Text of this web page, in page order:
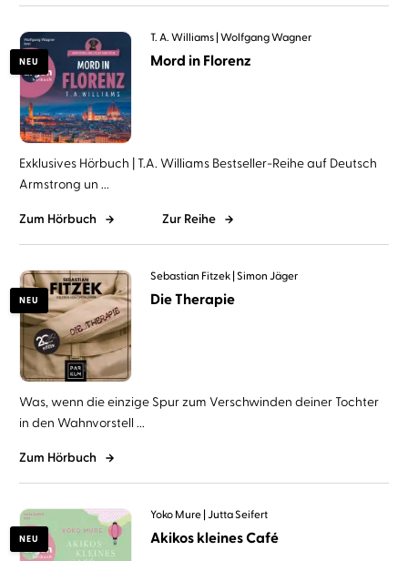
NEU
T. A. Williams Wolfgang Wagner
Mord in Florenz
Exklusives Hörbuch | T.A. Williams Bestseller-Reihe auf Deutsch
Armstrong un ...
Zum Hörbuch Zur Reihe
NEU
Sebastian Fitzek Simon Jäger
Die Therapie
Was, wenn die einzige Spur zum Verschwinden deiner Tochter
in den Wahnvorstell ...
Zum Hörbuch
NEU
Yoko Mure Jutta Seifert
Akikos kleines Café